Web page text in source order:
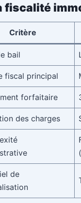
fiscalité
Critère
bail
fiscal principal
forfaitaire
des charges
de